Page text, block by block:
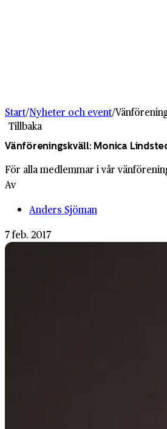
Start/Nyheter och event/
Tillbaka
Vänföreningskväll: Monica
För alla medlemmar i vår
Av
Anders Sjöman
7 feb. 2017